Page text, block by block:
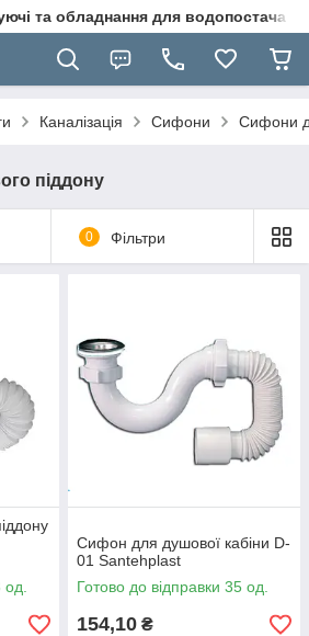
та обладнання для
Каналізація Сифони Сифони
піддону
0 Фільтри
Сифон для душової кабіни D-
01 Santehplast
Готово до відправки 35 од.
154,10 ₴